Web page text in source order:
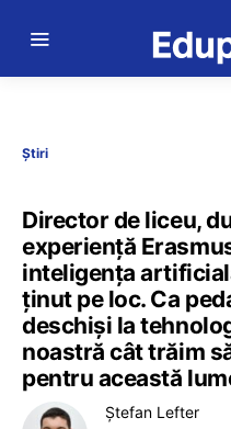
Știri
Director de liceu,
experiență
inteligența
ținut pe loc. Ca
deschiși la
noastră cât trăim
pentru această
Ștefan Lefter